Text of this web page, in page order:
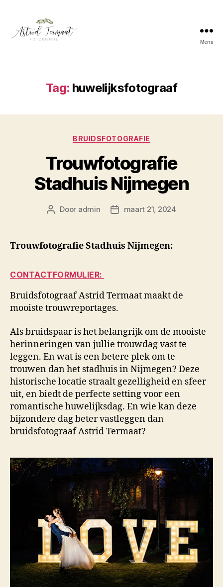
Menu
Tag: huwelijksfotograaf
Categorieën
BRUIDSFOTOGRAFIE
Trouwfotografie
Stadhuis Nijmegen
Berichtauteur
Door admin Berichtdatum
maart 21, 2024
Trouwfotografie Stadhuis Nijmegen:
CONTACTFORMULIER:
Bruidsfotograaf Astrid Termaat maakt de
mooiste trouwreportages.
Als bruidspaar is het belangrijk om de mooiste
herinneringen van jullie trouwdag vast te
leggen. En wat is een betere plek om te
trouwen dan het stadhuis in Nijmegen? Deze
historische locatie straalt gezelligheid en sfeer
uit, en biedt de perfecte setting voor een
romantische huwelijksdag. En wie kan deze
bijzondere dag beter vastleggen dan
bruidsfotograaf Astrid Termaat?